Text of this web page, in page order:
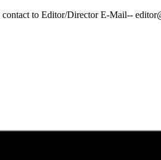
to Editor/Director E-Mail--